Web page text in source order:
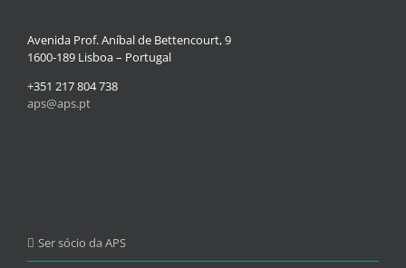
Avenida Prof. Aníbal de Bettencourt, 9
1600-189 Lisboa – Portugal
+351 217 804 738
aps@aps.pt
Ser sócio da APS